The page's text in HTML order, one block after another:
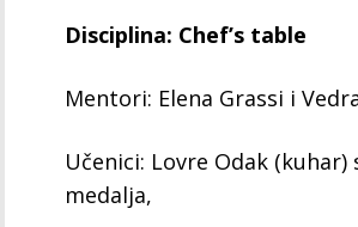
Disciplina: Chef’s table
Mentori: Elena Grassi i
Učenici: Lovre Odak (kuhar)
medalja,